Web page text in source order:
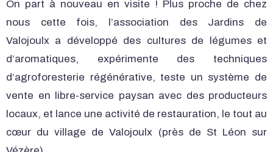
On part à nouveau en visite ! Plus proche de chez
nous cette fois, l’association des Jardins de
Valojoulx a développé des cultures de légumes et
d’aromatiques, expérimente des techniques
d’agroforesterie régénérative, teste un système de
vente en libre-service paysan avec des producteurs
locaux, et lance une activité de restauration, le tout au
cœur du village de Valojoulx (près de St Léon sur